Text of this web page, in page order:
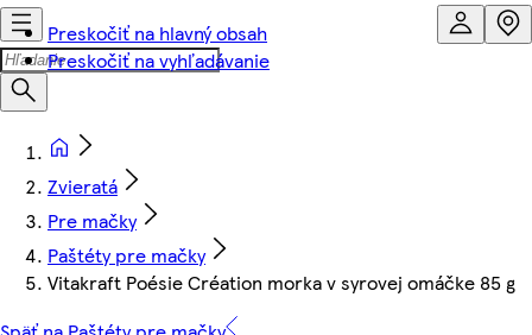
Preskočiť na hlavný obsah
Preskočiť na vyhľadávanie
Zvieratá
Pre mačky
Paštéty pre mačky
Vitakraft Poésie Création morka v syrovej omáčke 85 g